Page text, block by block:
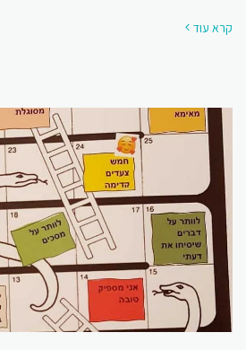
קרא עוד